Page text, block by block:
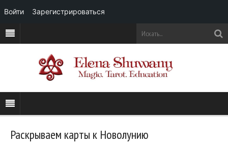
Раскрываем карты к Новолунию
Войти Зарегистрироваться